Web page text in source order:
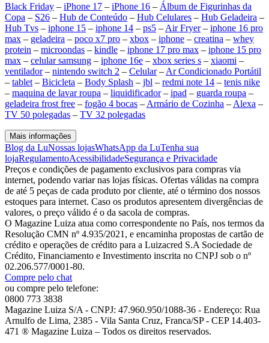
Black Friday – iPhone 17 – iPhone 16 – Álbum de Figurinhas da
Copa – S26 – Hub de Conteúdo – Hub Celulares – Hub Geladeira –
Hub Tvs – iphone 15 – iphone 14 – ps5 – Air Fryer– iphone 16 pro
max – geladeira – poco x7 pro – xbox – iphone – creatina – whey
protein – microondas – kindle – iphone 17 pro max – iphone 15 pro
max – celular samsung – iphone 16e – xbox series s – xiaomi –
ventilador– nintendo switch 2 – Celular– Ar Condicionado Portátil
– tablet – Bicicleta – Body Splash – jbl – redmi note 14 – tenis nike
– maquina de lavar roupa – liquidificador– ipad – guarda roupa –
geladeira frost free – fogão 4 bocas – Armário de Cozinha – Alexa –
TV 50 polegadas – TV 32 polegadas
Mais informações
Blog da LuNossas lojasWhatsApp da LuTenha sua
lojaRegulamentoAcessibilidadeSegurança e Privacidade
Preços e condições de pagamento exclusivos para compras via
internet, podendo variar nas lojas físicas. Ofertas válidas na compra
de até 5 peças de cada produto por cliente, até o término dos nossos
estoques para internet. Caso os produtos apresentem divergências de
valores, o preço válido é o da sacola de compras.
O Magazine Luiza atua como correspondente no País, nos termos da
Resolução CMN nº 4.935/2021, e encaminha propostas de cartão de
crédito e operações de crédito para a Luizacred S.A Sociedade de
Crédito, Financiamento e Investimento inscrita no CNPJ sob o nº
02.206.577/0001-80.
Compre pelo chat
ou compre pelo telefone:
0800 773 3838
Magazine Luiza S/A - CNPJ: 47.960.950/1088-36 - Endereço: Rua
Arnulfo de Lima, 2385 - Vila Santa Cruz, Franca/SP - CEP 14.403-
471 ® Magazine Luiza – Todos os direitos reservados.